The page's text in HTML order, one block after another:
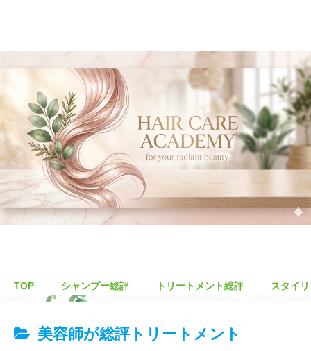
TOP シャンプー総評 トリートメント総評 スタイ
美容師が総評トリートメント